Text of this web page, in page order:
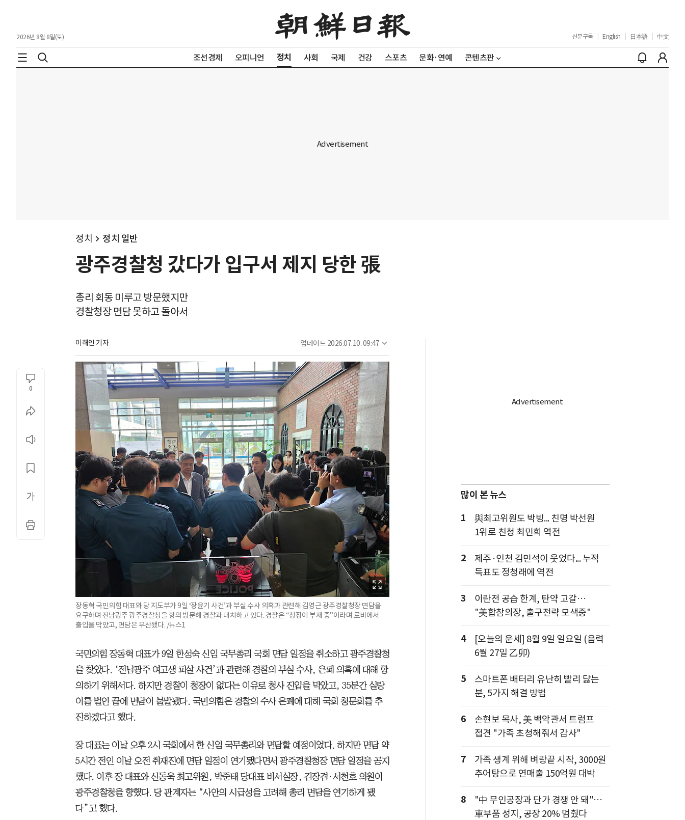
2026년 8월 8일(토) 신문구독 English 日本語 中文
조선경제 오피니언 정치 사회 국제 건강 스포츠 문화·연예 콘텐츠판
정치 정치 일반
광주경찰청 갔다가 입구서 제지 당한 張
총리 회동 미루고 방문했지만
경찰청장 면담 못하고 돌아서
이해인 기자 업데이트 2026.07.10. 09:47
0
장동혁 국민의힘 대표와 당 지도부가 9일 ‘장윤기 사건’과 부실 수사 의혹과 관련해 김영근 광주경찰청장 면담을
요구하며 전남광주 광주경찰청을 항의 방문해 경찰과 대치하고 있다. 경찰은 “청장이 부재 중”이라며 로비에서
출입을 막았고, 면담은 무산됐다. /뉴스1
국민의힘 장동혁 대표가 9일 한성숙 신임 국무총리 국회 면담 일정을 취소하고 광주경찰청
을 찾았다. ‘전남광주 여고생 피살 사건’과 관련해 경찰의 부실 수사, 은폐 의혹에 대해 항
의하기 위해서다. 하지만 경찰이 청장이 없다는 이유로 청사 진입을 막았고, 35분간 실랑
이를 벌인 끝에 면담이 불발됐다. 국민의힘은 경찰의 수사 은폐에 대해 국회 청문회를 추
진하겠다고 했다.
장 대표는 이날 오후 2시 국회에서 한 신임 국무총리와 면담할 예정이었다. 하지만 면담 약
5시간 전인 이날 오전 취재진에 면담 일정이 연기됐다면서 광주경찰청장 면담 일정을 공지
했다. 이후 장 대표와 신동욱 최고위원, 박준태 당대표 비서실장, 김장겸·서천호 의원이
광주경찰청을 향했다. 당 관계자는 “사안의 시급성을 고려해 총리 면담을 연기하게 됐
다”고 했다.
많이 본 뉴스
1
與최고위원도 박빙... 친명 박선원
1위로 친청 최민희 역전
2
제주·인천 김민석이 웃었다... 누적
득표도 정청래에 역전
3
이란전 공습 한계, 탄약 고갈…
"美합참의장, 출구전략 모색중"
4
[오늘의 운세] 8월 9일 일요일 (음력
6월 27일 乙卯)
5
스마트폰 배터리 유난히 빨리 닳는
분, 5가지 해결 방법
6
손현보 목사, 美 백악관서 트럼프
접견 "가족 초청해줘서 감사"
7
가족 생계 위해 벼랑끝 시작, 3000원
추어탕으로 연매출 150억원 대박
8
"中 무인공장과 단가 경쟁 안 돼"…
車부품 성지, 공장 20% 멈췄다